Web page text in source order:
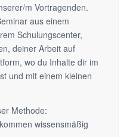
m Vortragenden.
aus einem
Schulungscenter,
deiner Arbeit auf
wo du Inhalte dir im
und mit einem kleinen
Methode:
wissensmäßig